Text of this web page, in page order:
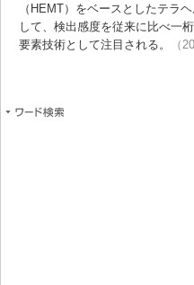
（HEMT）をベースとしたテラ
して、検出感度を従来に比べ一
要素技術として注目される。
（